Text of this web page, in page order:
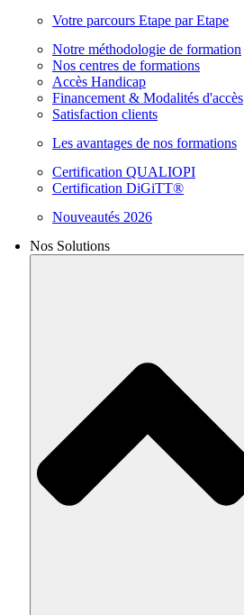
Votre parcours Etape par Etape
Notre méthodologie de formation
Nos centres de formations
Accès Handicap
Financement & Modalités d'accès
Satisfaction clients
Les avantages de nos formations
Certification QUALIOPI
Certification DiGiTT®
Nouveautés 2026
Nos Solutions